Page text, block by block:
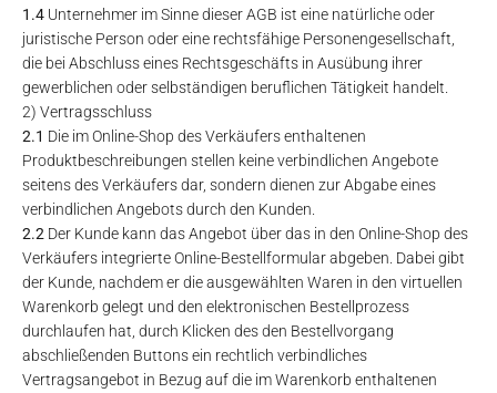
1.4 Unternehmer im Sinne dieser AGB ist eine natürliche oder
juristische Person oder eine rechtsfähige Personengesellschaft,
die bei Abschluss eines Rechtsgeschäfts in Ausübung ihrer
gewerblichen oder selbständigen beruflichen Tätigkeit handelt.
2) Vertragsschluss
2.1 Die im Online-Shop des Verkäufers enthaltenen
Produktbeschreibungen stellen keine verbindlichen Angebote
seitens des Verkäufers dar, sondern dienen zur Abgabe eines
verbindlichen Angebots durch den Kunden.
2.2 Der Kunde kann das Angebot über das in den Online-Shop des
Verkäufers integrierte Online-Bestellformular abgeben. Dabei gibt
der Kunde, nachdem er die ausgewählten Waren in den virtuellen
Warenkorb gelegt und den elektronischen Bestellprozess
durchlaufen hat, durch Klicken des den Bestellvorgang
abschließenden Buttons ein rechtlich verbindliches
Vertragsangebot in Bezug auf die im Warenkorb enthaltenen